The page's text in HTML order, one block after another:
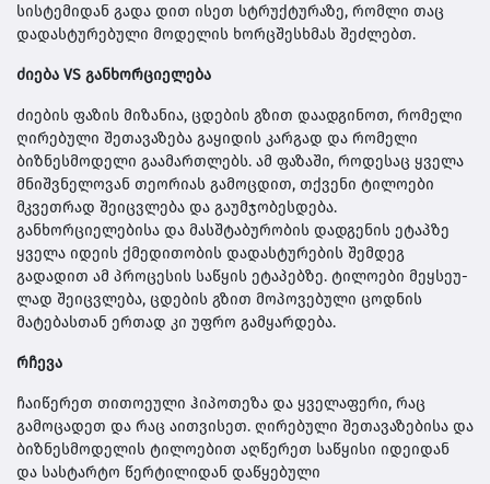
სისტემიდან გადა­ დით ისეთ სტრუქტურაზე, რომლი­ თაც
დადასტურებული მოდელის ხორცშესხმას შეძლებთ.
ძიება VS განხორციელება
ძიების ფაზის მიზანია, ცდების გზით დაადგინოთ, რომელი
ღირებული შეთავაზება გაყიდის კარგად და რო­მელი
ბიზნესმოდელი გაამართლებს. ამ ფაზაში, როდესაც ყველა
მნიშვნე­ლოვან თეორიას გამოცდით, თქვენი ტილოები
მკვეთრად შეიცვლება და გაუმჯობესდება.
განხორციელებისა და მასშტაბურობის დადგენის ეტაპზე
ყველა იდეის ქმედითობის დადასტუ­რების შემდეგ
გადადით ამ პროცესის საწყის ეტაპებზე. ტილოები მეყსეუ­
ლად შეიცვლება, ცდების გზით მოპო­ვებული ცოდნის
მატებასთან ერთად კი უფრო გამყარდება.
რჩევა
ჩაიწერეთ თითოეული ჰიპოთეზა და ყველაფერი, რაც
გამოცადეთ და რაც აითვისეთ. ღირებული შეთავაზები­სა და
ბიზნესმოდელის ტილოებით აღწერეთ საწყისი იდეიდან
და სას­ტარტო წერტილიდან დაწყებული